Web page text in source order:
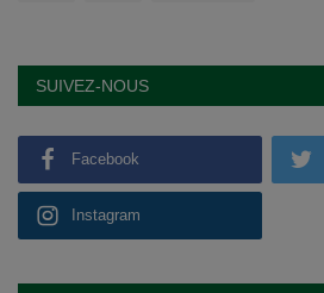
SUIVEZ-NOUS
Facebook
Instagram